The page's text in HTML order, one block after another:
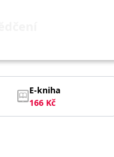
E-kniha
166 Kč
NEZAŘAZENÉ SOUBORY
soubory
bez nezbytně nutných souborů